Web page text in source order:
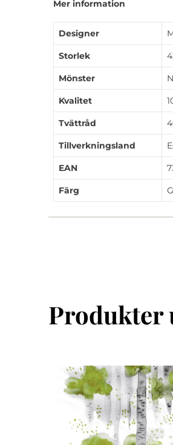
Mer information
Designer
Storlek
Mönster
Kvalitet
Tvättråd
Tillverkningsland
EAN
Färg
Produkter